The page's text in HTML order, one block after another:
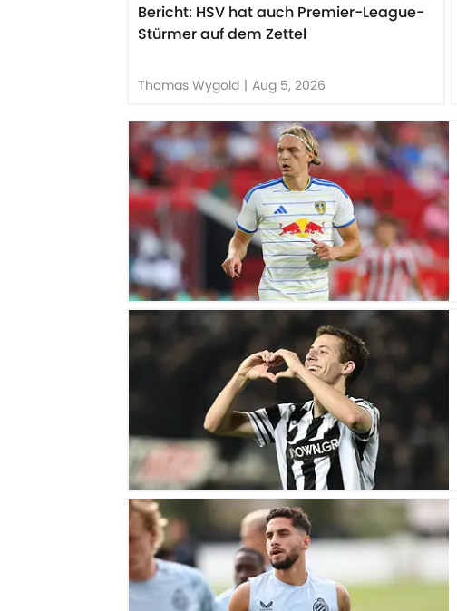
Bericht: HSV hat auch Premier-League-
Stürmer auf dem Zettel
Thomas Wygold | Aug 5, 2026